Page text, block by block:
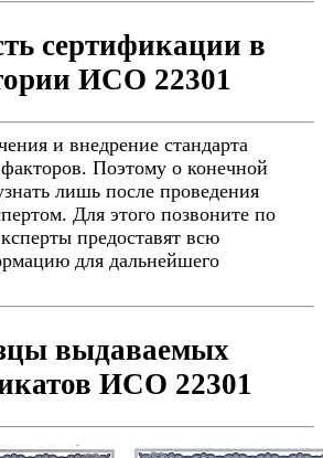
сертификации в
ИСО 22301
и внедрение стандарта
Поэтому о конечной
лишь после проведения
Для этого позвоните по
предоставят всю
для дальнейшего
выдаваемых
ИСО 22301